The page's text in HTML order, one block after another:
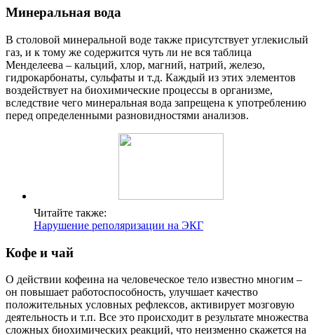
Минеральная вода
В столовой минеральной воде также присутствует углекислый
газ, и к тому же содержится чуть ли не вся таблица
Менделеева – кальций, хлор, магний, натрий, железо,
гидрокарбонаты, сульфаты и т.д. Каждый из этих элементов
воздействует на биохимические процессы в организме,
вследствие чего минеральная вода запрещена к употреблению
перед определенными разновидностями анализов.
Читайте также:
Нарушение реполяризации на ЭКГ
Кофе и чай
О действии кофеина на человеческое тело известно многим –
он повышает работоспособность, улучшает качество
положительных условных рефлексов, активирует мозговую
деятельность и т.п. Все это происходит в результате множества
сложных биохимических реакций, что неизменно скажется на